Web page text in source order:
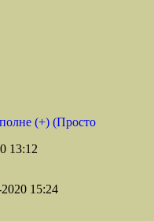
(+) (Просто
13:12
15:24